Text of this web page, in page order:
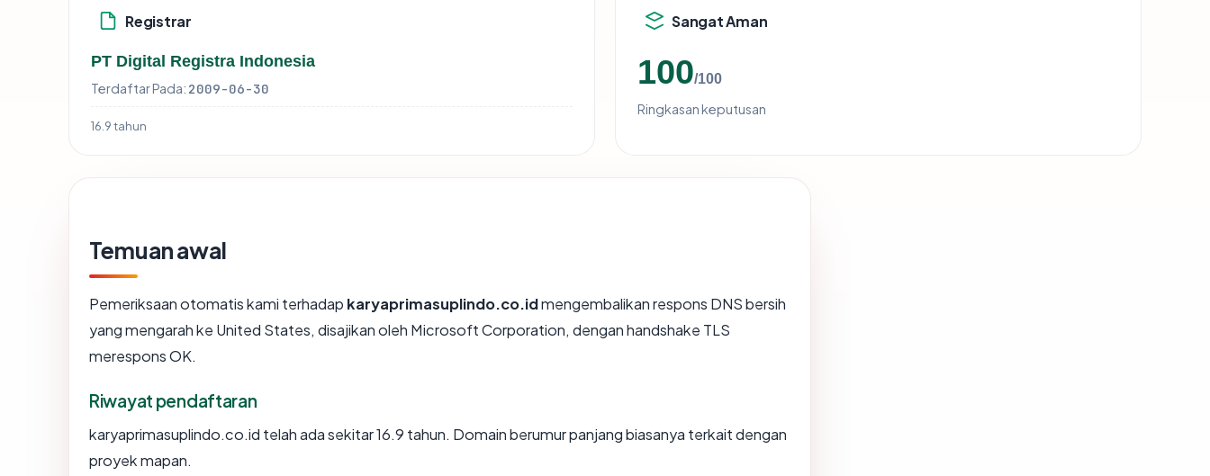
Registrar
PT Digital Registra Indonesia
Terdaftar Pada: 2009-06-30
16.9 tahun
Sangat Aman
100/100
Ringkasan keputusan
Temuan awal
Pemeriksaan otomatis kami terhadap karyaprimasuplindo.co.idmengembalikan respons DNS bersih
yang mengarah ke United States, disajikan oleh Microsoft Corporation, dengan handshake TLS
merespons OK.
Riwayat pendaftaran
karyaprimasuplindo.co.id telah ada sekitar 16.9 tahun. Domain berumur panjang biasanya terkait dengan
proyek mapan.